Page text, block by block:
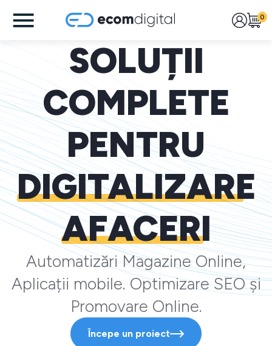
0
SOLUȚII
COMPLETE
PENTRU
DIGITALIZARE
AFACERI
Automatizări Magazine Online,
Aplicații mobile. Optimizare SEO și
Promovare Online.
Începe un proiect